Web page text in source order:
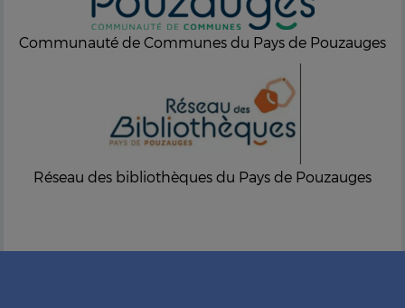
Communauté de Communes du Pays de Pouzauges
Réseau des bibliothèques du Pays de Pouzauges